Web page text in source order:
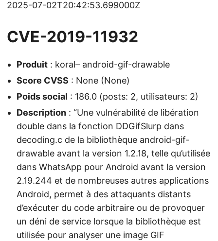
2025-07-02T20:42:53.699000Z
CVE-2019-11932
Produit : koral– android-gif-drawable
Score CVSS : None (None)
Poids social : 186.0 (posts: 2, utilisateurs: 2)
Description : “Une vulnérabilité de libération
double dans la fonction DDGifSlurp dans
decoding.c de la bibliothèque android-gif-
drawable avant la version 1.2.18, telle qu’utilisée
dans WhatsApp pour Android avant la version
2.19.244 et de nombreuses autres applications
Android, permet à des attaquants distants
d’exécuter du code arbitraire ou de provoquer
un déni de service lorsque la bibliothèque est
utilisée pour analyser une image GIF